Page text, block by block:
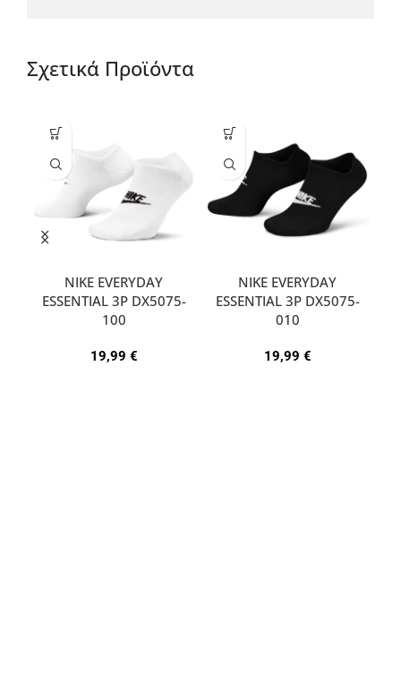
Σχετικά Προϊόντα
NIKE EVERYDAY
ESSENTIAL 3P DX5075-
100
19,99 €
NIKE EVERYDAY
ESSENTIAL 3P DX5075-
010
19,99 €